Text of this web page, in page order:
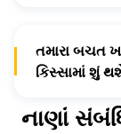
તમારા બચત
કિસ્સામાં શું
સરકાર તમારું
એકાઉન્ટને
નાણાં